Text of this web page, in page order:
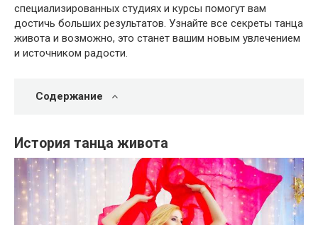
специализированных студиях и курсы помогут вам
достичь больших результатов. Узнайте все секреты танца
живота и возможно, это станет вашим новым увлечением
и источником радости.
Содержание
История танца живота